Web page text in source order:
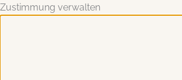
Zustimmung verwalten